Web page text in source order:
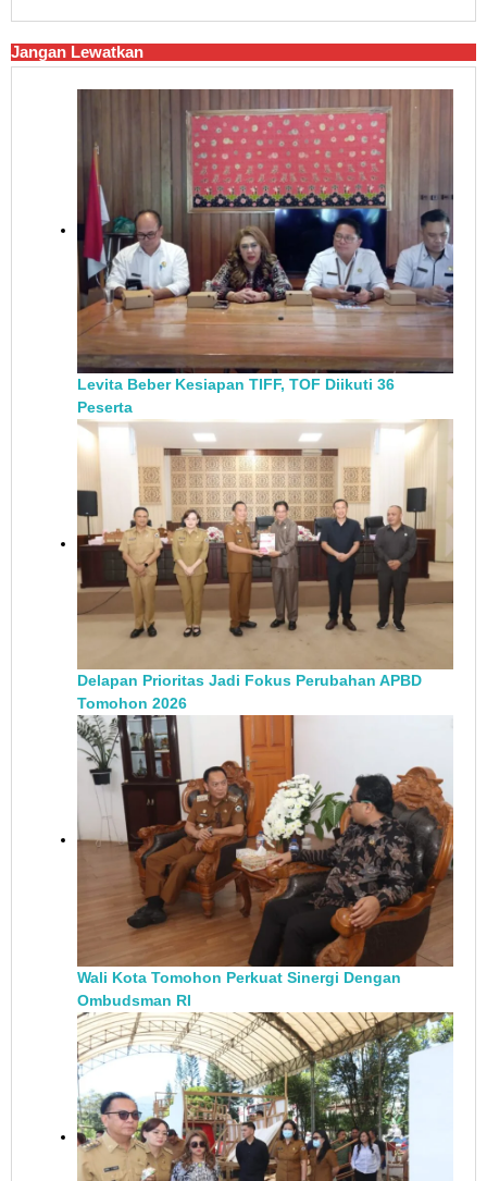
Jangan Lewatkan
Levita Beber Kesiapan TIFF, TOF Diikuti 36
Peserta
Delapan Prioritas Jadi Fokus Perubahan APBD
Tomohon 2026
Wali Kota Tomohon Perkuat Sinergi Dengan
Ombudsman RI